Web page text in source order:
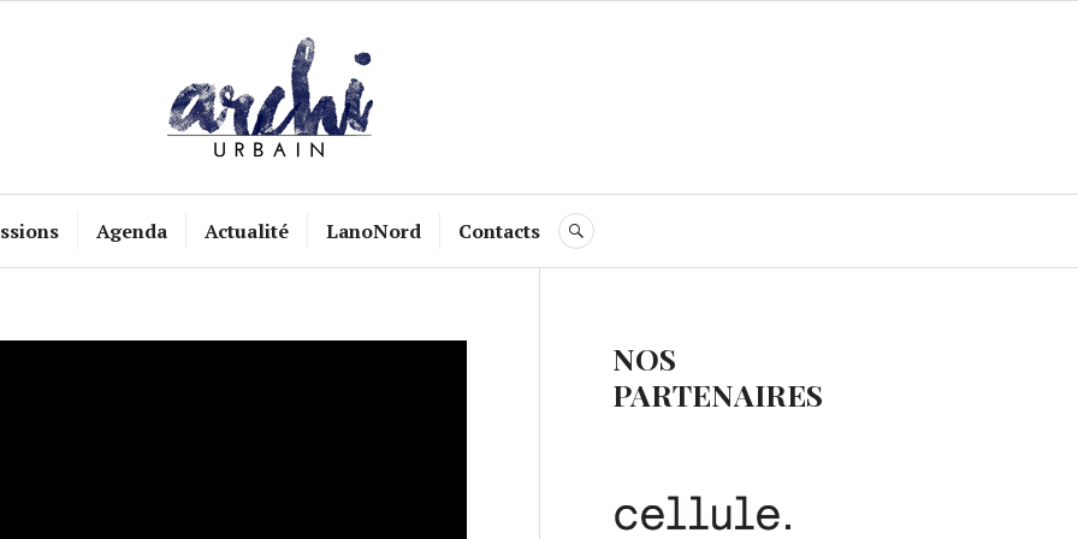
Agenda Actualité LanoNord Contacts RECHERCHE
NOS
PARTENAIRES